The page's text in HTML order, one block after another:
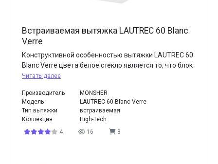
Встраиваемая вытяжка LAUTREC 60 Blanc
Verre
Конструктивной особенностью вытяжки LAUTREC 60
Blanc Verre цвета белое стекло является то, что блок
Читать далее
Производитель
MONSHER
Модель
LAUTREC 60 Blanc Verre
Тип вытяжки
встраиваемая
Коллекция
High-Tech
4
16 8